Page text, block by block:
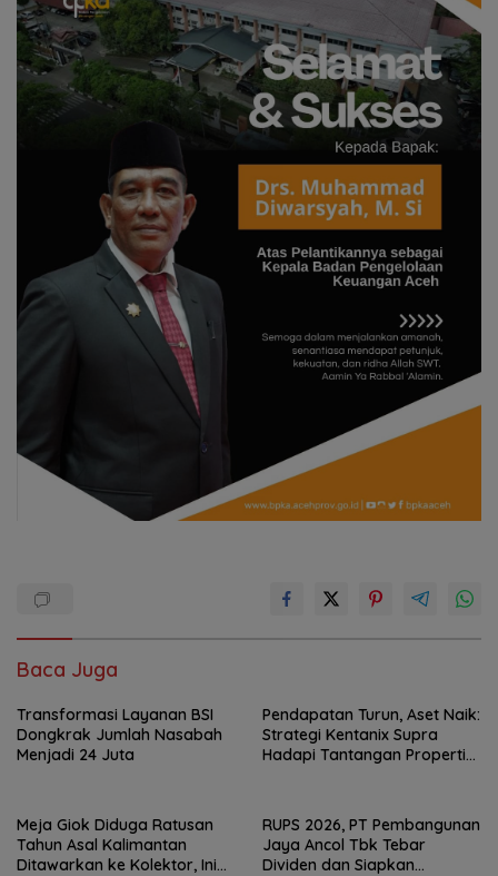
Baca Juga
Transformasi Layanan BSI
Dongkrak Jumlah Nasabah
Menjadi 24 Juta
Pendapatan Turun, Aset Naik:
Strategi Kentanix Supra
Hadapi Tantangan Properti
Meja Giok Diduga Ratusan
Tahun Asal Kalimantan
Ditawarkan ke Kolektor, Ini
RUPS 2026, PT Pembangunan
Jaya Ancol Tbk Tebar
Dividen dan Siapkan